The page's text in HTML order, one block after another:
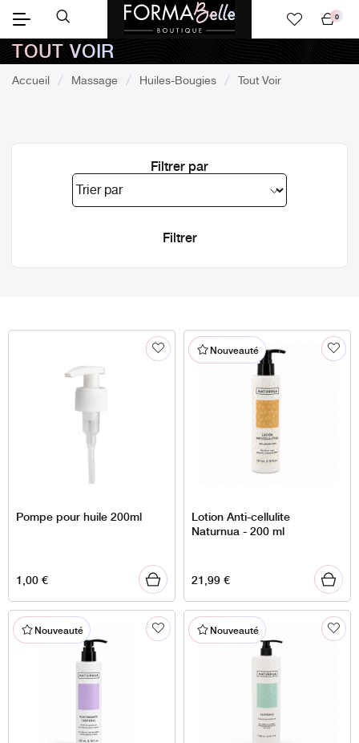
panier
0
TOUT VOIR
Accueil Massage Huiles-Bougies Tout Voir
Filtrer par
Pompe pour huile 200ml
1,00€
Nouveauté
Lotion Anti-cellulite
Naturnua - 200 ml
21,99€
Nouveauté Nouveauté